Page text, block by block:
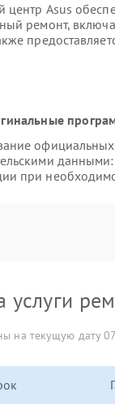
центр Asus
ремонт,
при
услуги
на текущую дату